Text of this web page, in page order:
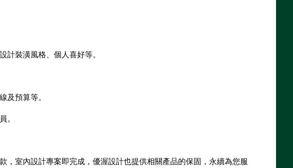
計裝潢風格、個人喜好等。
及預算等。
。
室內設計專案即完成，優渥設計也提供相關產品的保固，永續為您服